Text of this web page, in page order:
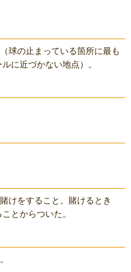
球の止まっている箇所に最も
に近づかない地点）。
けをすること。賭けるとき
とからついた。